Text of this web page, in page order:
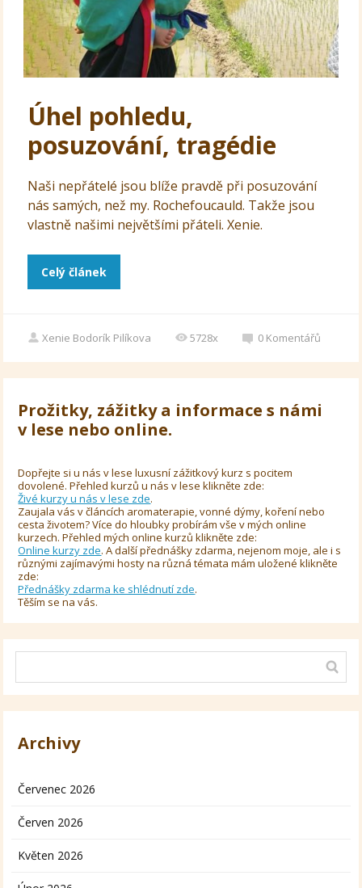
Úhel pohledu,
posuzování, tragédie
Naši nepřátelé jsou blíže pravdě při posuzování
nás samých, než my. Rochefoucauld. Takže jsou
vlastně našimi největšími přáteli. Xenie.
Celý článek
Xenie Bodorík Pilíkova 5728x 0 Komentářů
Prožitky, zážitky a informace s námi
v lese nebo online.
Dopřejte si u nás v lese luxusní zážitkový kurz s pocitem
dovolené. Přehled kurzů u nás v lese klikněte zde:
Živé kurzy u nás v lese zde.
Zaujala vás v článcích aromaterapie, vonné dýmy, koření nebo
cesta životem? Více do hloubky probírám vše v mých online
kurzech. Přehled mých online kurzů klikněte zde:
Online kurzy zde. A další přednášky zdarma, nejenom moje, ale i s
různými zajímavými hosty na různá témata mám uložené klikněte
zde:
Přednášky zdarma ke shlédnutí zde.
Těším se na vás.
Archivy
Červenec 2026
Červen 2026
Květen 2026